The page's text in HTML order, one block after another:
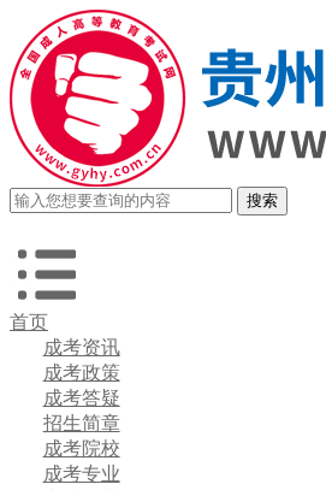
首页
成考资讯
成考政策
成考答疑
招生简章
成考院校
成考专业